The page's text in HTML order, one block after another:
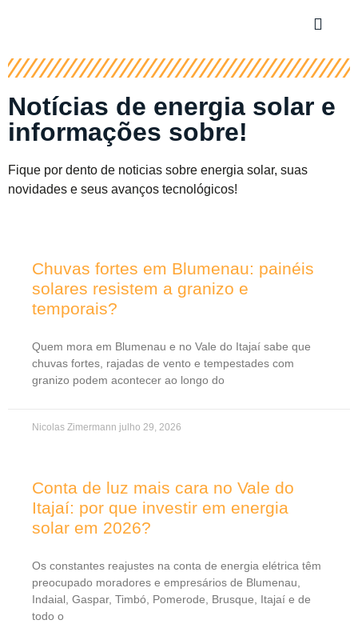
Notícias de energia solar e
informações sobre!
Fique por dento de noticias sobre energia solar, suas
novidades e seus avanços tecnológicos!
Chuvas fortes em Blumenau: painéis
solares resistem a granizo e
temporais?
Quem mora em Blumenau e no Vale do Itajaí sabe que
chuvas fortes, rajadas de vento e tempestades com
granizo podem acontecer ao longo do
Nicolas Zimermann julho 29, 2026
Conta de luz mais cara no Vale do
Itajaí: por que investir em energia
solar em 2026?
Os constantes reajustes na conta de energia elétrica têm
preocupado moradores e empresários de Blumenau,
Indaial, Gaspar, Timbó, Pomerode, Brusque, Itajaí e de
todo o